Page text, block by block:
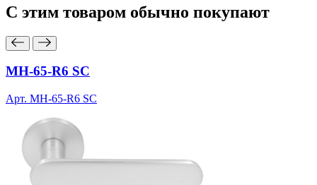
С этим товаром обычно покупают
MH-65-R6 SC
Арт. MH-65-R6 SC